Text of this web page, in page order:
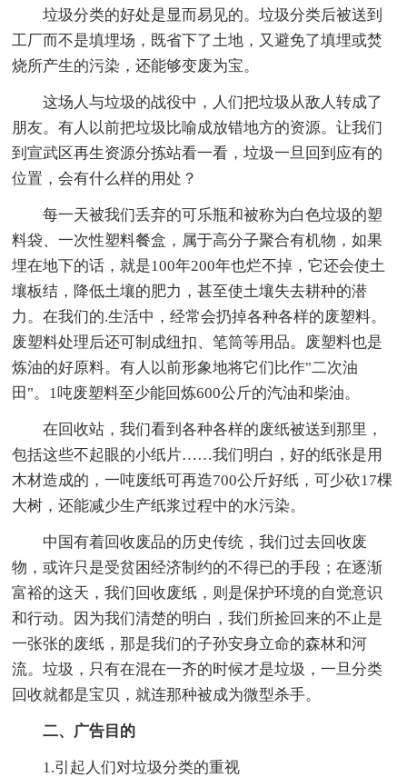
垃圾分类的好处是显而易见的。垃圾分类后被送到
工厂而不是填埋场，既省下了土地，又避免了填埋或焚
烧所产生的污染，还能够变废为宝。
这场人与垃圾的战役中，人们把垃圾从敌人转成了
朋友。有人以前把垃圾比喻成放错地方的资源。让我们
到宣武区再生资源分拣站看一看，垃圾一旦回到应有的
位置，会有什么样的用处？
每一天被我们丢弃的可乐瓶和被称为白色垃圾的塑
料袋、一次性塑料餐盒，属于高分子聚合有机物，如果
埋在地下的话，就是100年200年也烂不掉，它还会使土
壤板结，降低土壤的肥力，甚至使土壤失去耕种的潜
力。在我们的.生活中，经常会扔掉各种各样的废塑料。
废塑料处理后还可制成纽扣、笔筒等用品。废塑料也是
炼油的好原料。有人以前形象地将它们比作"二次油
田"。1吨废塑料至少能回炼600公斤的汽油和柴油。
在回收站，我们看到各种各样的废纸被送到那里，
包括这些不起眼的小纸片……我们明白，好的纸张是用
木材造成的，一吨废纸可再造700公斤好纸，可少砍17棵
大树，还能减少生产纸浆过程中的水污染。
中国有着回收废品的历史传统，我们过去回收废
物，或许只是受贫困经济制约的不得已的手段；在逐渐
富裕的这天，我们回收废纸，则是保护环境的自觉意识
和行动。因为我们清楚的明白，我们所捡回来的不止是
一张张的废纸，那是我们的子孙安身立命的森林和河
流。垃圾，只有在混在一齐的时候才是垃圾，一旦分类
回收就都是宝贝，就连那种被成为微型杀手。
二、广告目的
1.引起人们对垃圾分类的重视